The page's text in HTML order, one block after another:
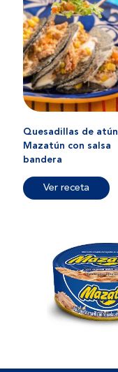
Quesadillas de atún
Mazatún con salsa
bandera
Ver receta